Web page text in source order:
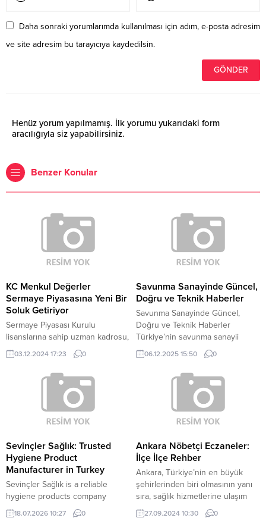
Daha sonraki yorumlarımda kullanılması için adım, e-posta adresim
ve site adresim bu tarayıcıya kaydedilsin.
Henüz yorum yapılmamış. İlk yorumu yukarıdaki form
aracılığıyla siz yapabilirsiniz.
Benzer Konular
KC Menkul Değerler
Sermaye Piyasasına Yeni Bir
Soluk Getiriyor
Sermaye Piyasası Kurulu
lisanslarına sahip uzman kadrosu,
güçlü özkaynağı ve yetki
belgelerine dayanarak aracılık
ettikleri çeşitli ürünler ile Sermaye
Piyasasında faaliyetlerini
yürütmektedir. KC Menkul
Değerler olarak faaliyetlerine
2015 yılında başladı. Bugün, 22
lisanslarına sahip uzman
kadromuz, 31.03.2024 itibarıyla
525,6 Milyon TL özkaynağımız ve
yetki belgelerimize dayanarak...
03.12.2024 17:23 0
Savunma Sanayinde Güncel,
Doğru ve Teknik Haberler
Savunma Sanayinde Güncel,
Doğru ve Teknik Haberler
Türkiye’nin savunma sanayii
alanında attığı stratejik adımlar,
uluslararası arenada büyük yankı
uyandırmaya devam ediyor. Hava
savunma sistemlerinden insansız
hava araçlarına, zırhlı kara
platformlarından füze
teknolojilerine kadar geniş bir
güvenlik açısından hem de
mühendislik kabiliyeti bakımından
dikkatle takip ediliyor. Bu...
06.12.2025 15:50 0
Sevinçler Sağlık: Trusted
Hygiene Product
Manufacturer in Turkey
Sevinçler Sağlık is a reliable
hygiene products company
based in Turkey, offering quality-
18.07.2026 10:27 0
Ankara Nöbetçi Eczaneler:
İlçe İlçe Rehber
Ankara, Türkiye’nin en büyük
şehirlerinden biri olmasının yanı
sıra, sağlık hizmetlerine ulaşım
konusunda da kritik bir rol oynar.
27.09.2024 10:30 0